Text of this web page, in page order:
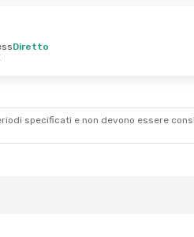
Diretto
specificati e non devono essere